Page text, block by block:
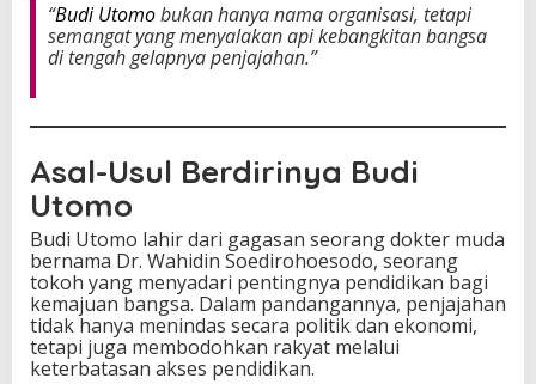
r
a
k
M
d
n
d
i
I
n
d
o
“Budi Utomobukan hanya nama organisasi, tetapi
semangat yang menyalakan api kebangkitan bangsa
di tengah gelapnya penjajahan.”
Asal-Usul Berdirinya Budi
Utomo
Budi Utomo lahir dari gagasan seorang dokter muda
bernama Dr. Wahidin Soedirohoesodo, seorang
tokoh yang menyadari pentingnya pendidikan bagi
kemajuan bangsa. Dalam pandangannya, penjajahan
tidak hanya menindas secara politik dan ekonomi,
tetapi juga membodohkan rakyat melalui
keterbatasan akses pendidikan.